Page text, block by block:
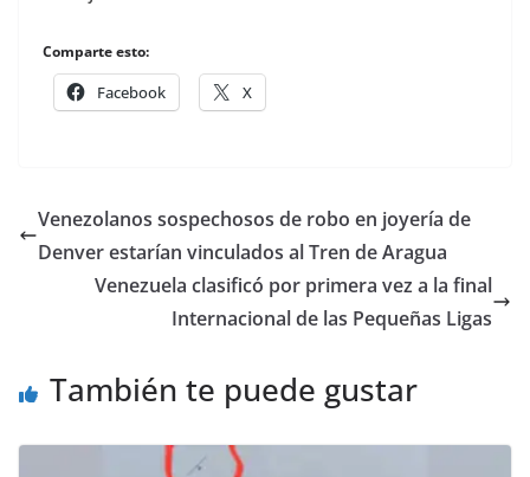
Comparte esto:
Facebook X
Venezolanos sospechosos de robo en joyería de
Denver estarían vinculados al Tren de Aragua
Venezuela clasificó por primera vez a la final
Internacional de las Pequeñas Ligas
También te puede gustar